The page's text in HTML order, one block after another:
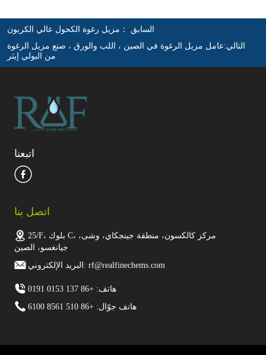
السابق ： مزيل رغوة الكحول عالي الكربون
التالي:عامل مزيل الرغوة في الصين ، اللب والورق ، صنع مزيل الرغوة
من البولي إيثر
اتبعنا
اتصل بنا
25/F، بلوك C، مركز كالكسون، منطقة جينجكاي، وشى،
جيانغسو، الصين
البريد الإلكتروني: rf@realfinechems.com
هاتف: +86 137 0153 0191
هاتف جوّال: +86 510 8561 6100